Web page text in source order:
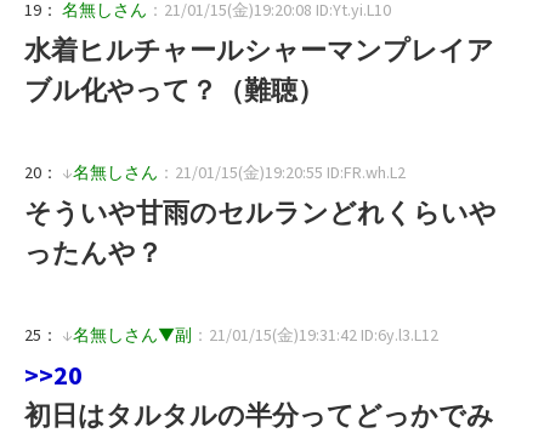
19： 名無しさん ：21/01/15(金)19:20:08 ID:Yt.yi.L10
水着ヒルチャールシャーマンプレイア
ブル化やって？（難聴）
20： ↓名無しさん ：21/01/15(金)19:20:55 ID:FR.wh.L2
そういや甘雨のセルランどれくらいや
ったんや？
25： ↓名無しさん▼副 ：21/01/15(金)19:31:42 ID:6y.l3.L12
>>20
初日はタルタルの半分ってどっかでみ